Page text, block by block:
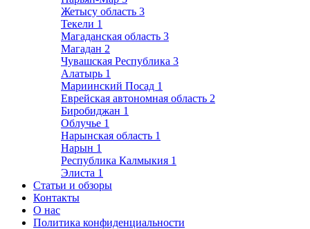
Жетысу область 3
Текели 1
Магаданская область 3
Магадан 2
Чувашская Республика 3
Алатырь 1
Мариинский Посад 1
Еврейская автономная область 2
Биробиджан 1
Облучье 1
Нарынская область 1
Нарын 1
Республика Калмыкия 1
Элиста 1
Статьи и обзоры
Контакты
О нас
Политика конфиденциальности